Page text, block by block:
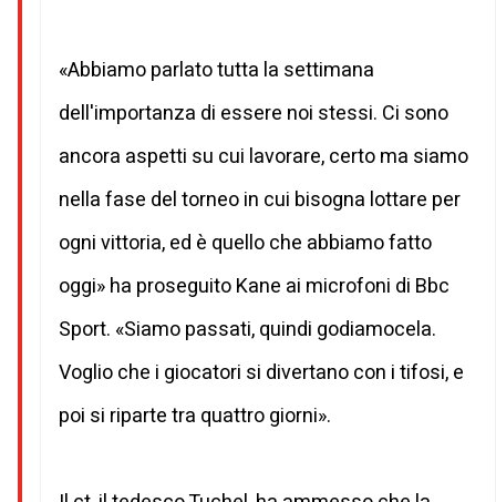
«Abbiamo parlato tutta la settimana
dell'importanza di essere noi stessi. Ci sono
ancora aspetti su cui lavorare, certo ma siamo
nella fase del torneo in cui bisogna lottare per
ogni vittoria, ed è quello che abbiamo fatto
oggi» ha proseguito Kane ai microfoni di Bbc
Sport. «Siamo passati, quindi godiamocela.
Voglio che i giocatori si divertano con i tifosi, e
poi si riparte tra quattro giorni».